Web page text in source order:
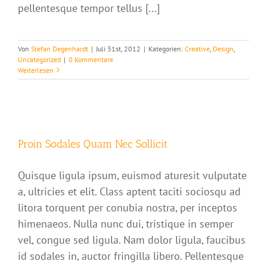
pellentesque tempor tellus [...]
Von Stefan Degenhardt | Juli 31st, 2012 | Kategorien: Creative Design
Uncategorized | 0 Kommentare
Weiterlesen
Proin Sodales Quam Nec Sollicit
Quisque ligula ipsum, euismod aturesit vulputate
a, ultricies et elit. Class aptent taciti sociosqu ad
litora torquent per conubia nostra, per inceptos
himenaeos. Nulla nunc dui, tristique in semper
vel, congue sed ligula. Nam dolor ligula, faucibus
id sodales in, auctor fringilla libero. Pellentesque